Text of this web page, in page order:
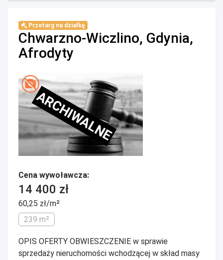
Przetarg na działkę
Chwarzno-Wiczlino, Gdynia,
Afrodyty
ARCHIWALNE
Cena wywoławcza:
14 400 zł
60,25 zł/m²
239 m²
OPIS OFERTY OBWIESZCZENIE w sprawie
sprzedaży nieruchomości wchodzącej w skład masy